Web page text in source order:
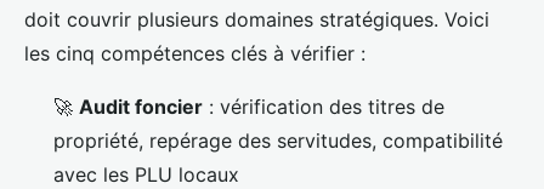
doit couvrir plusieurs domaines stratégiques. Voici
les cinq compétences clés à vérifier :
🚀 Audit foncier : vérification des titres de
propriété, repérage des servitudes, compatibilité
avec les PLU locaux